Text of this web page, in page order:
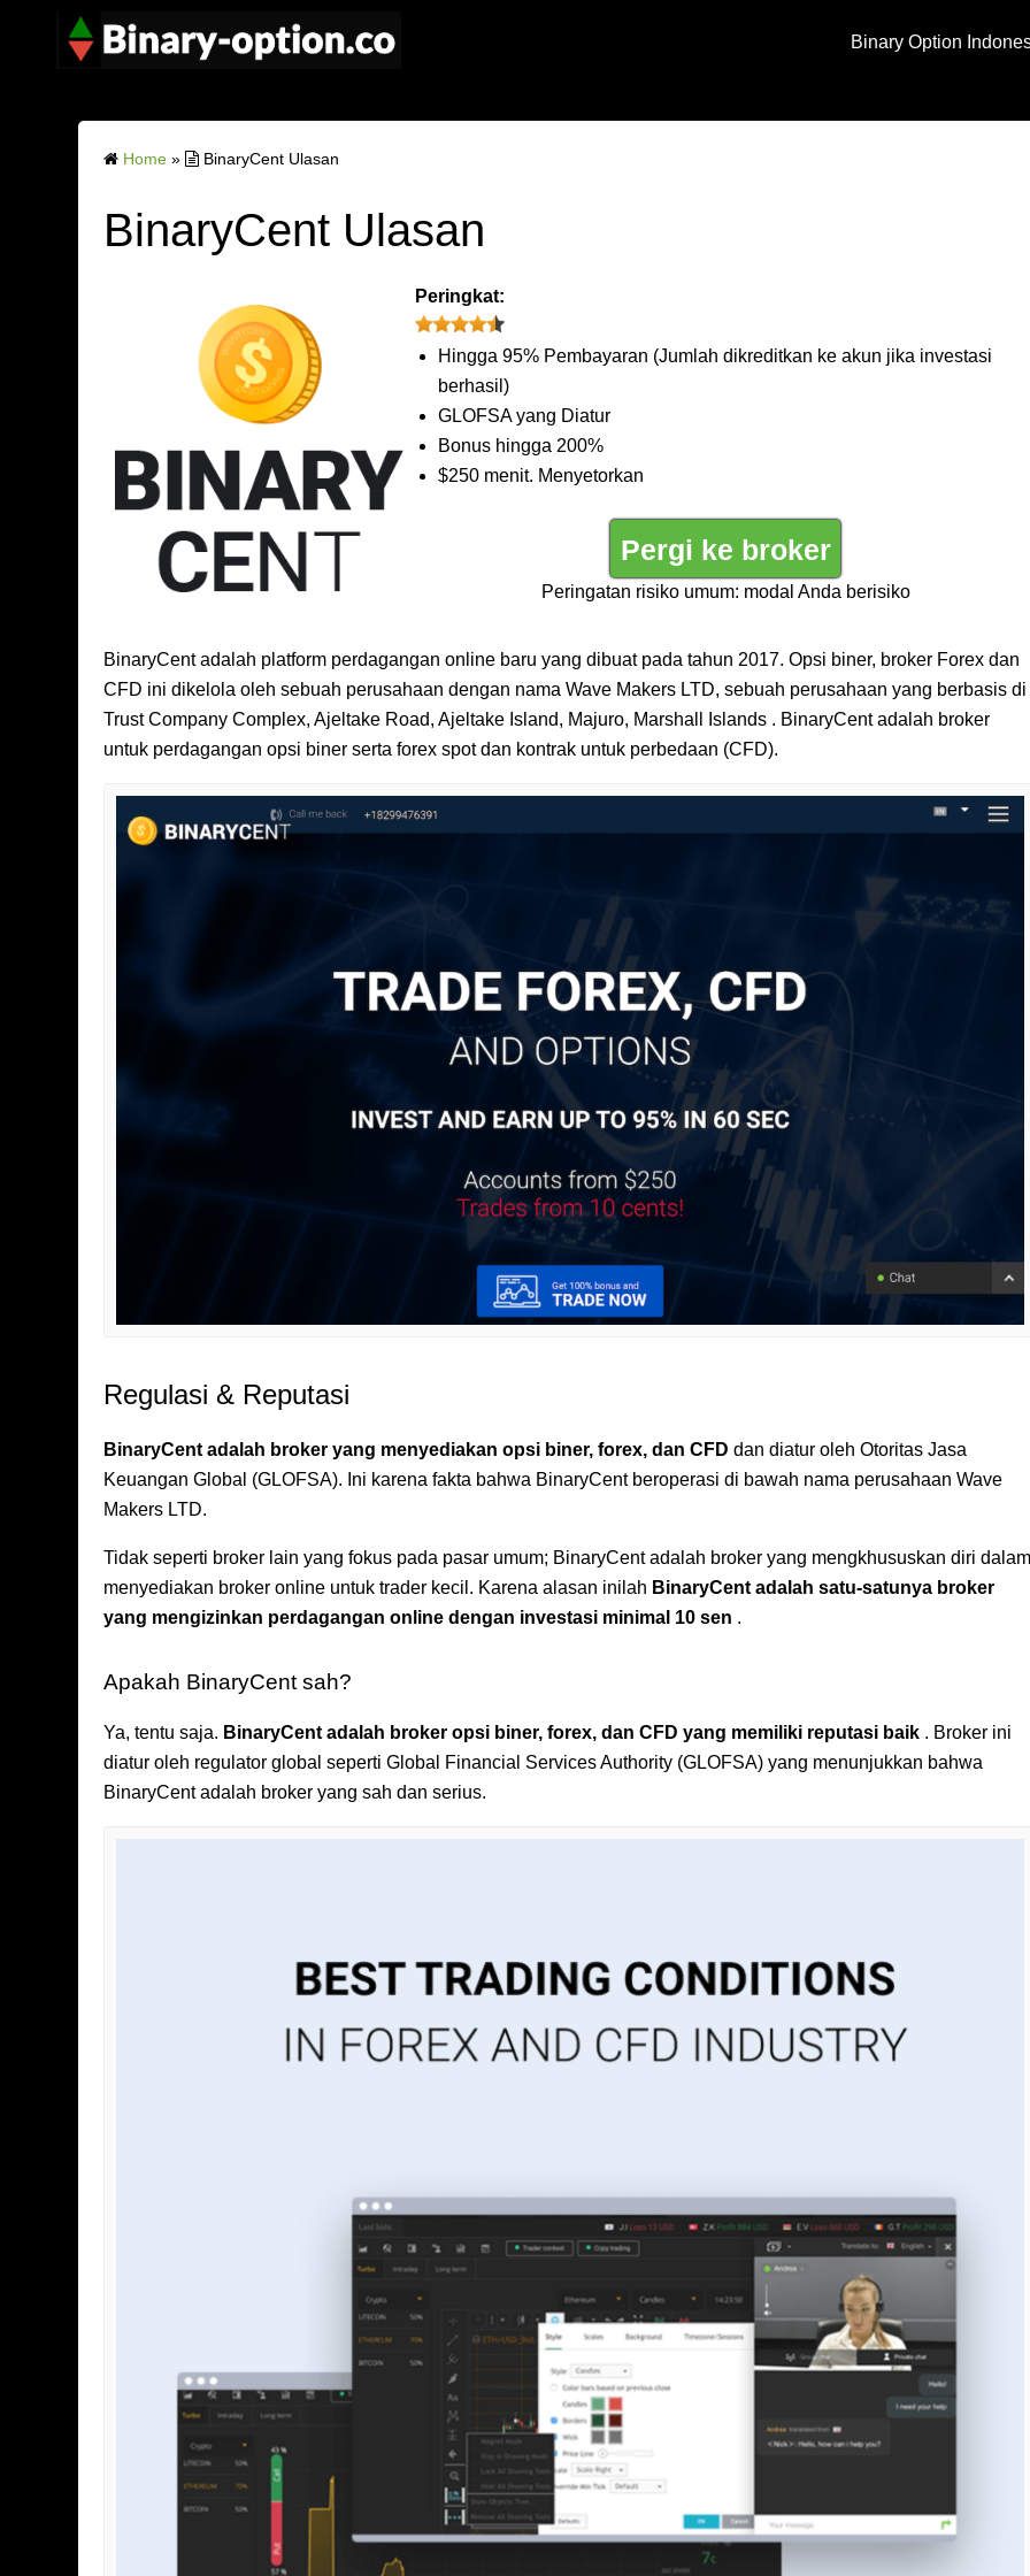
Binary Option
Home » BinaryCent Ulasan
BinaryCent Ulasan
Peringkat:
Hingga 95% Pembayaran (Jumlah dikreditkan ke akun jika investasi
berhasil)
GLOFSA yang Diatur
Bonus hingga 200%
$250 menit. Menyetorkan
Pergi ke broker
Peringatan risiko umum: modal Anda berisiko
BinaryCent adalah platform perdagangan online baru yang dibuat pada tahun 2017. Opsi biner, broker Forex dan
CFD ini dikelola oleh sebuah perusahaan dengan nama Wave Makers LTD, sebuah perusahaan yang berbasis di
Trust Company Complex, Ajeltake Road, Ajeltake Island, Majuro, Marshall Islands . BinaryCent adalah broker
untuk perdagangan opsi biner serta forex spot dan kontrak untuk perbedaan (CFD).
Regulasi & Reputasi
BinaryCent adalah broker yang menyediakan opsi biner, forex, dan CFD dan diatur oleh Otoritas Jasa
Keuangan Global (GLOFSA). Ini karena fakta bahwa BinaryCent beroperasi di bawah nama perusahaan Wave
Makers LTD.
Tidak seperti broker lain yang fokus pada pasar umum; BinaryCent adalah broker yang mengkhususkan diri dalam
menyediakan broker online untuk trader kecil. Karena alasan inilah BinaryCent adalah satu-satunya broker
yang mengizinkan perdagangan online dengan investasi minimal 10 sen .
Apakah BinaryCent sah?
Ya, tentu saja. BinaryCent adalah broker opsi biner, forex, dan CFD yang memiliki reputasi baik . Broker ini
diatur oleh regulator global seperti Global Financial Services Authority (GLOFSA) yang menunjukkan bahwa
BinaryCent adalah broker yang sah dan serius.